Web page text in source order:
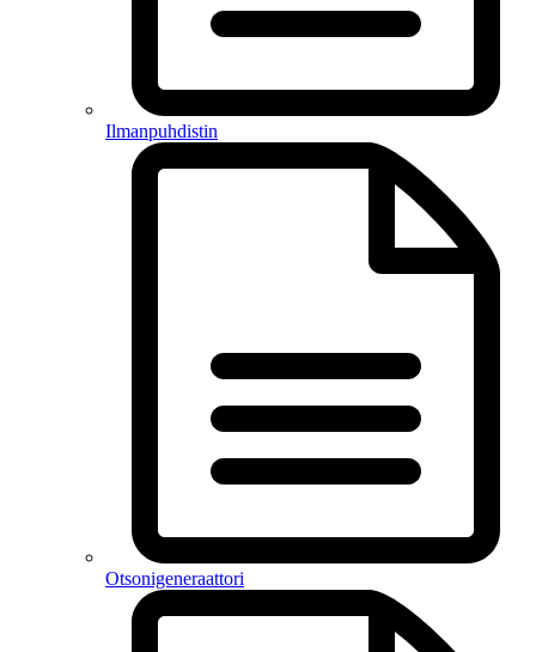
Ilmanpuhdistin
Otsonigeneraattori